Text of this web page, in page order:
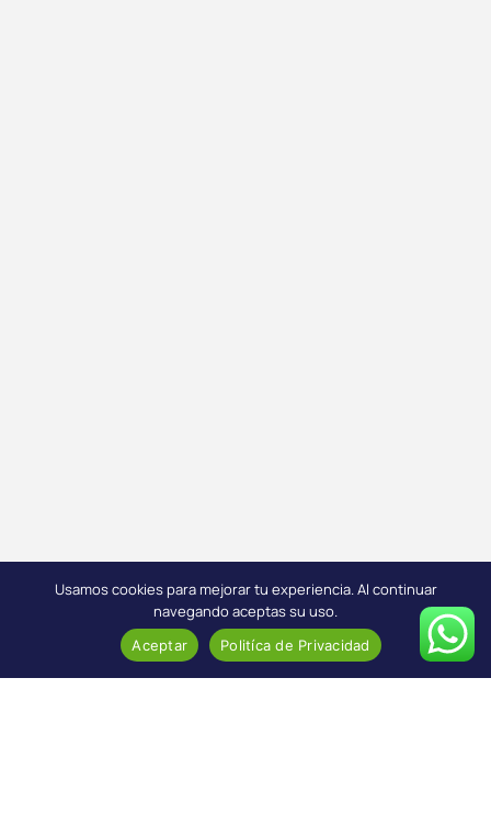
Usamos cookies para mejorar tu experiencia. Al continuar
navegando aceptas su uso.
Aceptar Politíca de Privacidad